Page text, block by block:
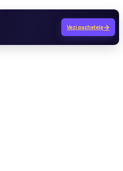
Vezi pachetele→